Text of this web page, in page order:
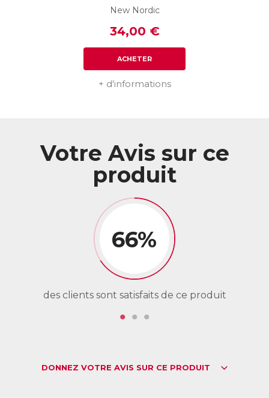
New Nordic
34,00 €
ACHETER
+ d'informations
Votre Avis sur ce
produit
66%
des clients sont satisfaits de ce produit
DONNEZ VOTRE AVIS SUR CE PRODUIT